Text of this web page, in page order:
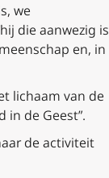
we
die aanwezig is
en, in
lichaam van de
in de Geest”.
de activiteit